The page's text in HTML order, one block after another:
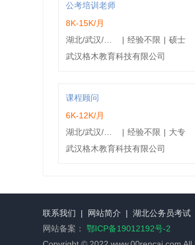
公考培训老师
8K-15K/月
| 经验不限 | 硕士
武汉格木教育科技有限公司
课程顾问
6K-12K/月
| 经验不限 | 大专
武汉格木教育科技有限公司
联系我们 | 网站简介 | 湖北公务员考试
网站备案： 鄂ICP备19012192号-2